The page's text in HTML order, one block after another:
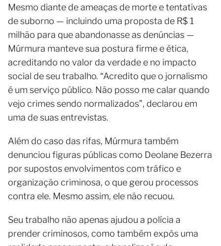
Mesmo diante de ameaças de morte e tentativas
de suborno — incluindo uma proposta de R$ 1
milhão para que abandonasse as denúncias —
Múrmura manteve sua postura firme e ética,
acreditando no valor da verdade e no impacto
social de seu trabalho. “Acredito que o jornalismo
é um serviço público. Não posso me calar quando
vejo crimes sendo normalizados”, declarou em
uma de suas entrevistas.
Além do caso das rifas, Múrmura também
denunciou figuras públicas como Deolane Bezerra
por supostos envolvimentos com tráfico e
organização criminosa, o que gerou processos
contra ele. Mesmo assim, ele não recuou.
Seu trabalho não apenas ajudou a polícia a
prender criminosos, como também expôs uma